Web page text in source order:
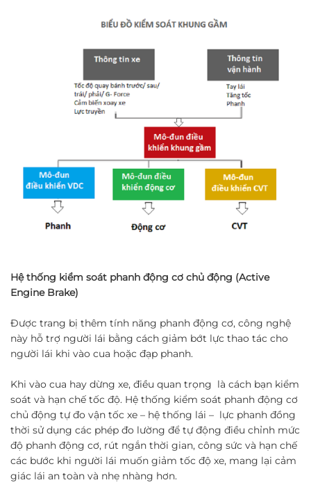
Hệ thống kiểm soát phanh động cơ chủ động (Active
Engine Brake)
Được trang bị thêm tính năng phanh động cơ, công nghệ
này hỗ trợ người lái bằng cách giảm bớt lực thao tác cho
người lái khi vào cua hoặc đạp phanh.
Khi vào cua hay dừng xe, điều quan trọng là cách bạn kiểm
soát và hạn chế tốc độ. Hệ thống kiểm soát phanh động cơ
chủ động tự đo vận tốc xe – hệ thống lái – lực phanh đồng
thời sử dụng các phép đo lường để tự động điều chỉnh mức
độ phanh động cơ, rút ngắn thời gian, công sức và hạn chế
các bước khi người lái muốn giảm tốc độ xe, mang lại cảm
giác lái an toàn và nhẹ nhàng hơn.